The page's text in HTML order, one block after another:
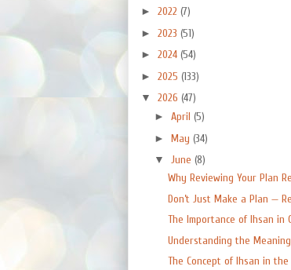
► 2022 (7)
► 2023 (51)
► 2024 (54)
► 2025 (133)
▼ 2026 (47)
► April (5)
► May (34)
▼ June (8)
Why Reviewing Your Plan
Don’t Just Make a Plan —
The Importance of Ihsan in
Understanding the
The Concept of Ihsan in the